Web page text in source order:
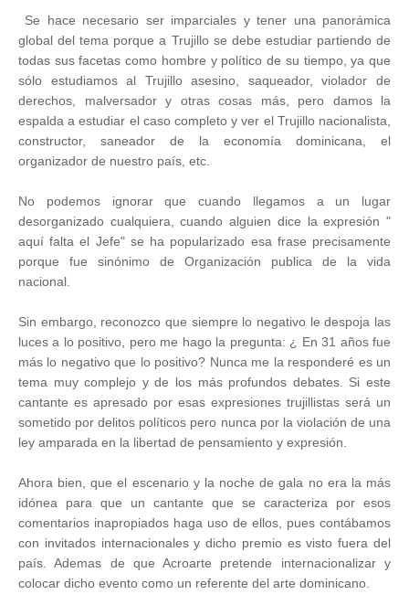
Se hace necesario ser imparciales y tener una panorámica
global del tema porque a Trujillo se debe estudiar partiendo de
todas sus facetas como hombre y político de su tiempo, ya que
sólo estudiamos al Trujillo asesino, saqueador, violador de
derechos, malversador y otras cosas más, pero damos la
espalda a estudiar el caso completo y ver el Trujillo nacionalista,
constructor, saneador de la economía dominicana, el
organizador de nuestro país, etc.
No podemos ignorar que cuando llegamos a un lugar
desorganizado cualquiera, cuando alguien dice la expresión "
aquí falta el Jefe" se ha popularizado esa frase precisamente
porque fue sinónimo de Organización publica de la vida
nacional.
Sin embargo, reconozco que siempre lo negativo le despoja las
luces a lo positivo, pero me hago la pregunta: ¿ En 31 años fue
más lo negativo que lo positivo? Nunca me la responderé es un
tema muy complejo y de los más profundos debates. Si este
cantante es apresado por esas expresiones trujillistas será un
sometido por delitos políticos pero nunca por la violación de una
ley amparada en la libertad de pensamiento y expresión.
Ahora bien, que el escenario y la noche de gala no era la más
idónea para que un cantante que se caracteriza por esos
comentarios inapropiados haga uso de ellos, pues contábamos
con invitados internacionales y dicho premio es visto fuera del
país. Ademas de que Acroarte pretende internacionalizar y
colocar dicho evento como un referente del arte dominicano.